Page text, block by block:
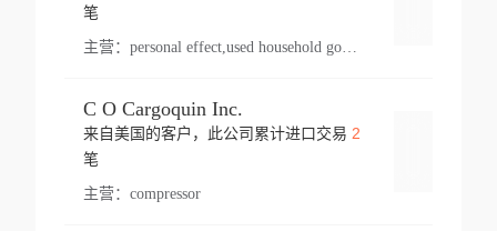
笔
主营： personal effect,used household goods
C O Cargoquin Inc.
来自美国的客户，此公司累计进口交易 2
笔
主营： compressor